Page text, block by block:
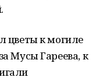
цветы к могиле
Мусы Гареева, к